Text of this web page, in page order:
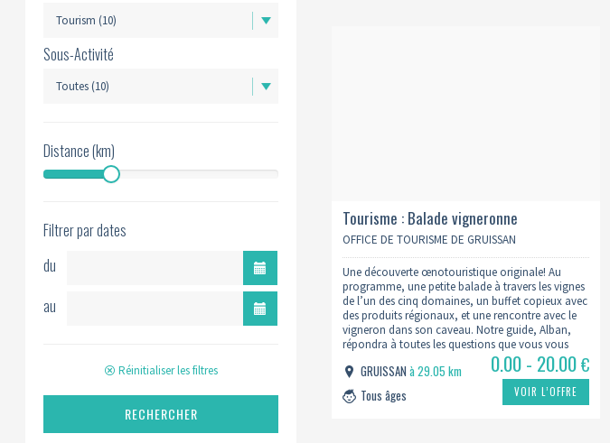
Sous-Activité
Distance (km)
Filtrer par dates
du
au
Réinitialiser les filtres
RECHERCHER
Tourisme : Balade vigneronne
OFFICE DE TOURISME DE GRUISSAN
Une découverte œnotouristique originale! Au
programme, une petite balade à travers les vignes
de l’un des cinq domaines, un buffet copieux avec
des produits régionaux, et une rencontre avec le
vigneron dans son caveau. Notre guide, Alban,
répondra à toutes les questions que vous vous
posez sur la vigne, et vous percerez les secrets
qui…GRUISSANà 29.05 km
Tous âges
0.00 - 20.00€
VOIR L’OFFRE